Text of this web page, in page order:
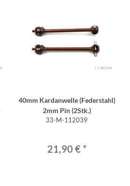
40mm Kardanwelle (Federstahl)
2mm Pin (2Stk.)
33-M-112039
21,90 € *